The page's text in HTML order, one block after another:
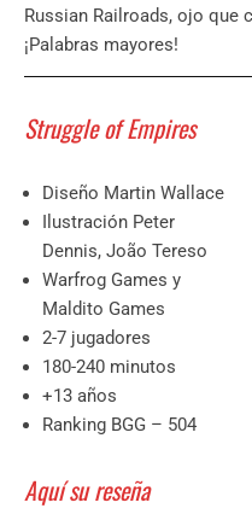
Russian Railroads, ojo que
¡Palabras mayores!
Struggle of Empires
Diseño Martin Wallace
Ilustración Peter
Dennis, João Tereso
Warfrog Games y
Maldito Games
2-7 jugadores
180-240 minutos
+13 años
Ranking BGG – 504
Aquí su reseña